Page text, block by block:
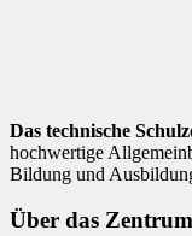
Das technische
hochwertige
Bildung und
Über das Zentrum